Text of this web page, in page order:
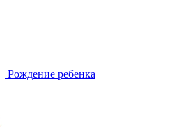
Рождение ребенка